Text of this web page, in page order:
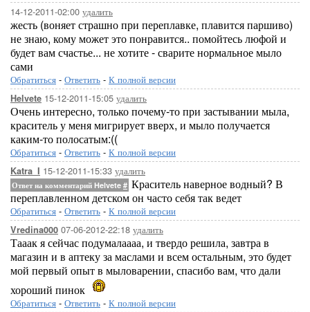
14-12-2011-02:00 удалить
жесть (воняет страшно при переплавке, плавится паршиво)
не знаю, кому может это понравится.. помойтесь люфой и
будет вам счастье... не хотите - сварите нормальное мыло
сами
Обратиться - Ответить - К полной версии
Helvete 15-12-2011-15:05 удалить
Очень интересно, только почему-то при застывании мыла,
краситель у меня мигрирует вверх, и мыло получается
каким-то полосатым:((
Обратиться - Ответить - К полной версии
Katra_I 15-12-2011-15:33 удалить
Ответ на комментарий Helvete # Краситель наверное водный? В
переплавленном детском он часто себя так ведет
Обратиться - Ответить - К полной версии
Vredina000 07-06-2012-22:18 удалить
Тааак я сейчас подумалаааа, и твердо решила, завтра в
магазин и в аптеку за маслами и всем остальным, это будет
мой первый опыт в мыловарении, спасибо вам, что дали
хороший пинок
Обратиться - Ответить - К полной версии